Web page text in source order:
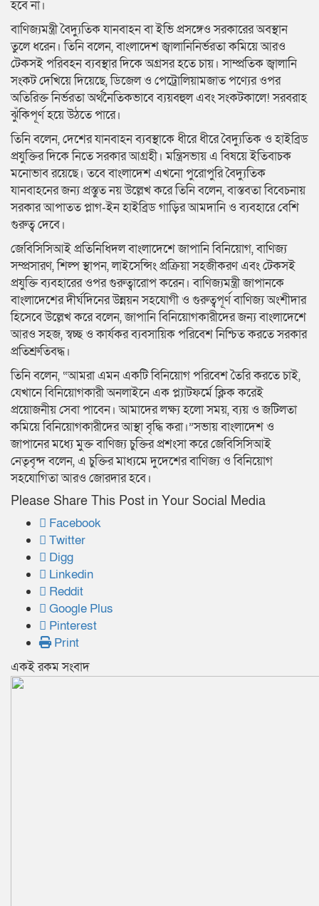
হবে না।
বাণিজ্যমন্ত্রী বৈদ্যুতিক যানবাহন বা ইভি প্রসঙ্গেও সরকারের অবস্থান
তুলে ধরেন। তিনি বলেন, বাংলাদেশ জ্বালানিনির্ভরতা কমিয়ে আরও
টেকসই পরিবহন ব্যবস্থার দিকে অগ্রসর হতে চায়। সাম্প্রতিক জ্বালানি
সংকট দেখিয়ে দিয়েছে, ডিজেল ও পেট্রোলিয়ামজাত পণ্যের ওপর
অতিরিক্ত নির্ভরতা অর্থনৈতিকভাবে ব্যয়বহুল এবং সংকটকালে! সরবরাহ
ঝুঁকিপূর্ণ হয়ে উঠতে পারে।
তিনি বলেন, দেশের যানবাহন ব্যবস্থাকে ধীরে ধীরে বৈদ্যুতিক ও হাইব্রিড
প্রযুক্তির দিকে নিতে সরকার আগ্রহী। মন্ত্রিসভায় এ বিষয়ে ইতিবাচক
মনোভাব রয়েছে। তবে বাংলাদেশ এখনো পুরোপুরি বৈদ্যুতিক
যানবাহনের জন্য প্রস্তুত নয় উল্লেখ করে তিনি বলেন, বাস্তবতা বিবেচনায়
সরকার আপাতত প্লাগ-ইন হাইব্রিড গাড়ির আমদানি ও ব্যবহারে বেশি
গুরুত্ব দেবে।
জেবিসিসিআই প্রতিনিধিদল বাংলাদেশে জাপানি বিনিয়োগ, বাণিজ্য
সম্প্রসারণ, শিল্প স্থাপন, লাইসেন্সিং প্রক্রিয়া সহজীকরণ এবং টেকসই
প্রযুক্তি ব্যবহারের ওপর গুরুত্বারোপ করেন। বাণিজ্যমন্ত্রী জাপানকে
বাংলাদেশের দীর্ঘদিনের উন্নয়ন সহযোগী ও গুরুত্বপূর্ণ বাণিজ্য অংশীদার
হিসেবে উল্লেখ করে বলেন, জাপানি বিনিয়োগকারীদের জন্য বাংলাদেশে
আরও সহজ, স্বচ্ছ ও কার্যকর ব্যবসায়িক পরিবেশ নিশ্চিত করতে সরকার
প্রতিশ্রুতিবদ্ধ।
তিনি বলেন, “আমরা এমন একটি বিনিয়োগ পরিবেশ তৈরি করতে চাই,
যেখানে বিনিয়োগকারী অনলাইনে এক প্ল্যাটফর্মে ক্লিক করেই
প্রয়োজনীয় সেবা পাবেন। আমাদের লক্ষ্য হলো সময়, ব্যয় ও জটিলতা
কমিয়ে বিনিয়োগকারীদের আস্থা বৃদ্ধি করা।”সভায় বাংলাদেশ ও
জাপানের মধ্যে মুক্ত বাণিজ্য চুক্তির প্রশংসা করে জেবিসিসিআই
নেতৃবৃন্দ বলেন, এ চুক্তির মাধ্যমে দুদেশের বাণিজ্য ও বিনিয়োগ
সহযোগিতা আরও জোরদার হবে।
Please Share This Post in Your Social Media
Facebook
Twitter
Digg
Linkedin
Reddit
Google Plus
Pinterest
Print
একই রকম সংবাদ